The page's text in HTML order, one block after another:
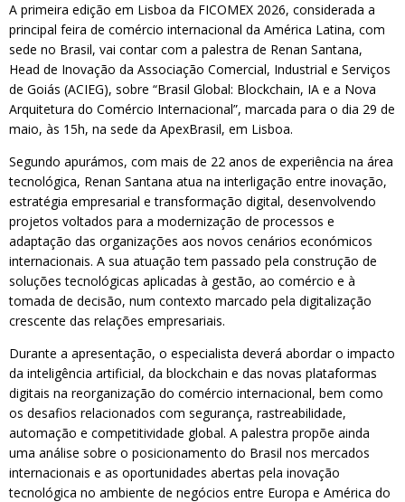
A primeira edição em Lisboa da FICOMEX 2026, considerada a
principal feira de comércio internacional da América Latina, com
sede no Brasil, vai contar com a palestra de Renan Santana,
Head de Inovação da Associação Comercial, Industrial e Serviços
de Goiás (ACIEG), sobre “Brasil Global: Blockchain, IA e a Nova
Arquitetura do Comércio Internacional”, marcada para o dia 29 de
maio, às 15h, na sede da ApexBrasil, em Lisboa.
Segundo apurámos, com mais de 22 anos de experiência na área
tecnológica, Renan Santana atua na interligação entre inovação,
estratégia empresarial e transformação digital, desenvolvendo
projetos voltados para a modernização de processos e
adaptação das organizações aos novos cenários económicos
internacionais. A sua atuação tem passado pela construção de
soluções tecnológicas aplicadas à gestão, ao comércio e à
tomada de decisão, num contexto marcado pela digitalização
crescente das relações empresariais.
Durante a apresentação, o especialista deverá abordar o impacto
da inteligência artificial, da blockchain e das novas plataformas
digitais na reorganização do comércio internacional, bem como
os desafios relacionados com segurança, rastreabilidade,
automação e competitividade global. A palestra propõe ainda
uma análise sobre o posicionamento do Brasil nos mercados
internacionais e as oportunidades abertas pela inovação
tecnológica no ambiente de negócios entre Europa e América do